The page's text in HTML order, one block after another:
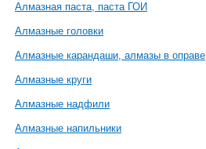
Алмазная паста, паста ГОИ
Алмазные головки
Алмазные карандаши, алмазы в оправе
Алмазные круги
Алмазные надфили
Алмазные напильники